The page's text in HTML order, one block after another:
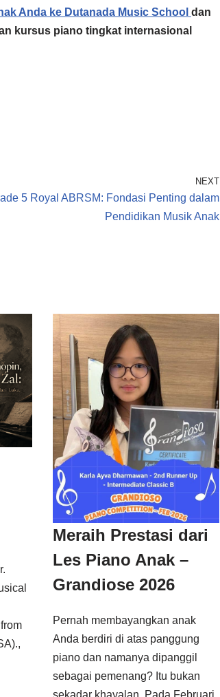
Anda ke Dutanada Music School dan
kursus piano tingkat internasional
NEXT
5 Royal ABRSM: Fondasi Penting dalam
Pendidikan Musik Anak
Meraih Prestasi dari
Les Piano Anak –
Grandiose 2026
Pernah membayangkan anak
Anda berdiri di atas panggung
piano dan namanya dipanggil
sebagai pemenang? Itu bukan
sekadar khayalan. Pada Februari